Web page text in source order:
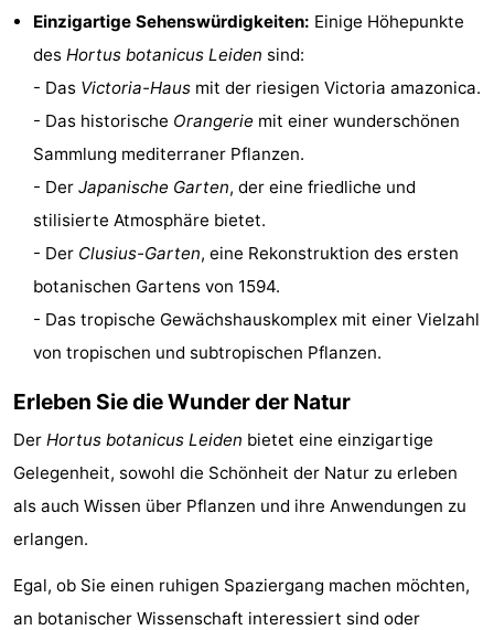
Zentren
Dörfer
Städte
Natur
Sport
Schwimmbader
Radfahren
Wandern
Reiten
Golfplatze
-
Surfen
-
Sportangeln
Essen
trinken
Praktisch
Einzigartige Sehenswürdigkeiten: Einige Höhepunkte
des Hortus botanicus Leiden sind:
- Das Victoria-Haus mit der riesigen Victoria amazonica.
- Das historische Orangerie mit einer wunderschönen
Sammlung mediterraner Pflanzen.
- Der Japanische Garten, der eine friedliche und
stilisierte Atmosphäre bietet.
- Der Clusius-Garten, eine Rekonstruktion des ersten
botanischen Gartens von 1594.
- Das tropische Gewächshauskomplex mit einer Vielzahl
von tropischen und subtropischen Pflanzen.
Erleben Sie die Wunder der Natur
Der Hortus botanicus Leiden bietet eine einzigartige
Gelegenheit, sowohl die Schönheit der Natur zu erleben
als auch Wissen über Pflanzen und ihre Anwendungen zu
erlangen.
Egal, ob Sie einen ruhigen Spaziergang machen möchten,
an botanischer Wissenschaft interessiert sind oder